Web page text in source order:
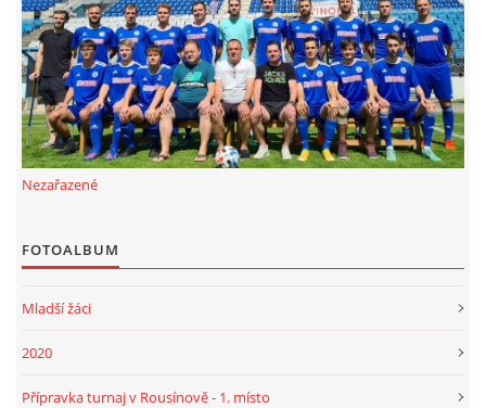
Nezařazené
FOTOALBUM
Mladší žáci
2020
Přípravka turnaj v Rousínově - 1. místo